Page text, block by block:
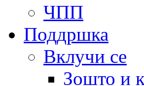
ЧПП
Поддршка
Вклучи се
Зошто и